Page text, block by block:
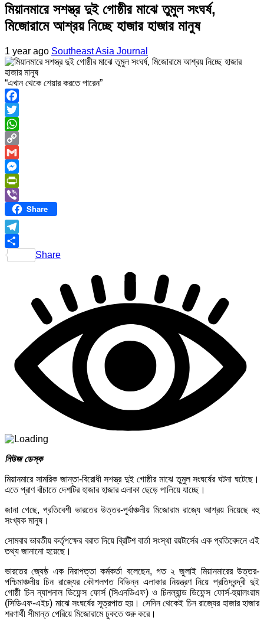
মিয়ানমারে সশস্ত্র দুই গোষ্ঠীর মাঝে তুমুল সংঘর্ষ,
মিজোরামে আশ্রয় নিচ্ছে হাজার হাজার মানুষ
1 year ago Southeast Asia Journal
“এখান থেকে শেয়ার করতে পারেন”
Facebook
Twitter
WhatsApp
Copy
Link
Gmail
Messenger
PrintFriendly
ViberShare
Telegram
Share
নিউজ ডেস্ক
মিয়ানমারে সামরিক জান্তা-বিরোধী সশস্ত্র দুই গোষ্ঠীর মাঝে তুমুল সংঘর্ষের ঘটনা ঘটেছে।
এতে প্রাণ বাঁচাতে দেশটির হাজার হাজার এলাকা ছেড়ে পালিয়ে যাচ্ছে।
জানা গেছে, প্রতিবেশী ভারতের উত্তর-পূর্বাঞ্চলীয় মিজোরাম রাজ্যে আশ্রয় নিয়েছে বহু
সংখ্যক মানুষ।
সোমবার ভারতীয় কর্তৃপক্ষের বরাত দিয়ে ব্রিটিশ বার্তা সংস্থা রয়টার্সের এক প্রতিবেদনে এই
তথ্য জানানো হয়েছে।
ভারতের জ্যেষ্ঠ এক নিরাপত্তা কর্মকর্তা বলেছেন, গত ২ জুলাই মিয়ানমারের উত্তর-
পশ্চিমাঞ্চলীয় চিন রাজ্যের কৌশলগত বিভিন্ন এলাকার নিয়ন্ত্রণ নিয়ে প্রতিদ্বন্দ্বী দুই
গোষ্ঠী চিন ন্যাশনাল ডিফেন্স ফোর্স (সিএনডিএফ) ও চিনল্যান্ড ডিফেন্স ফোর্স-হুয়ালংরাম
(সিডিএফ-এইচ) মাঝে সংঘর্ষের সূত্রপাত হয়। সেদিন থেকেই চিন রাজ্যের হাজার হাজার
শরণার্থী সীমান্ত পেরিয়ে মিজোরামে ঢুকতে শুরু করে।